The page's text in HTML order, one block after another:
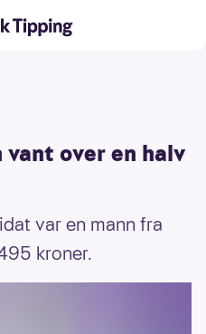
over en halv
var en mann fra
kroner.